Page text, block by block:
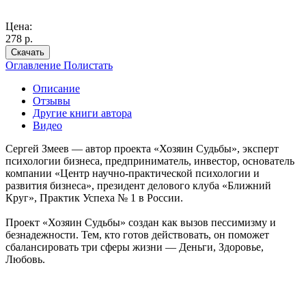
Цена:
278 р.
Скачать
Оглавление Полистать
Описание
Отзывы
Другие книги автора
Видео
Сергей Змеев — автор проекта «Хозяин Судьбы», эксперт
психологии бизнеса, предприниматель, инвестор, основатель
компании «Центр научно-практической психологии и
развития бизнеса», президент делового клуба «Ближний
Круг», Практик Успеха № 1 в России.
Проект «Хозяин Судьбы» создан как вызов пессимизму и
безнадежности. Тем, кто готов действовать, он поможет
сбалансировать три сферы жизни — Деньги, Здоровье,
Любовь.